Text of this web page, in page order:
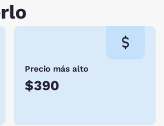
Precio más alto
$390